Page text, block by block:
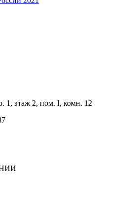
1, этаж 2, пом. I, комн. 12